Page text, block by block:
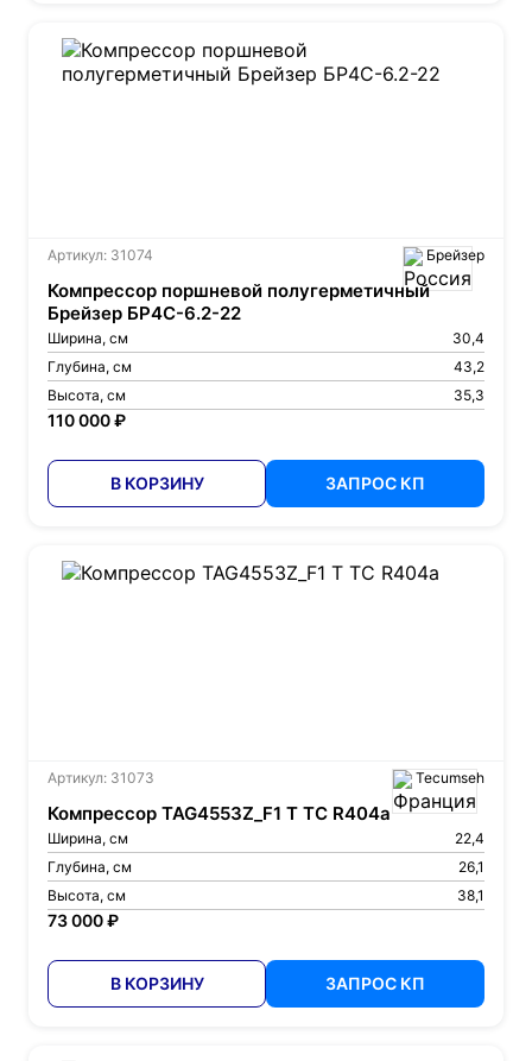
Артикул: 31074 Брейзер
Компрессор поршневой полугерметичный
Брейзер БР4С-6.2-22
Ширина, см
30,4
Глубина, см
43,2
Высота, см
35,3
110 000 ₽
В КОРЗИНУ ЗАПРОС КП
Артикул: 31073 Tecumseh
Компрессор TAG4553Z_F1 T TC R404a
Ширина, см
22,4
Глубина, см
26,1
Высота, см
38,1
73 000 ₽
В КОРЗИНУ ЗАПРОС КП